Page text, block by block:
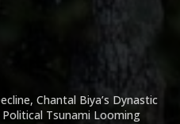
Chantal Biya’s Dynastic
Tsunami Looming